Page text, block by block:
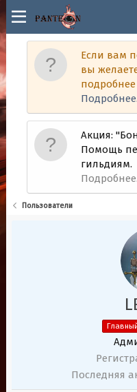
Если вам
вы
Акция:
Помощь
гильдиям.
Пользователи
Последняя